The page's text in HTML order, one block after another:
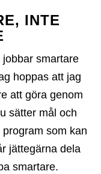
INTE
smartare
hoppas att jag
att göra genom
sätter mål och
som kan
jättegärna dela
smartare.